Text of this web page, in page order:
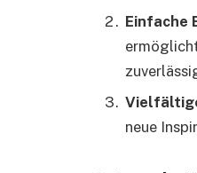
Einfache
neue